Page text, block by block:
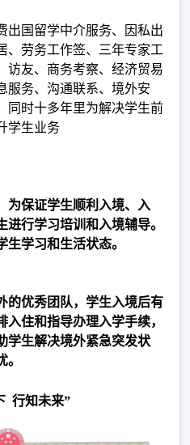
出国留学中介服务、因私出
、劳务工作签、三年专家工
访友、商务考察、经济贸易
服务、沟通联系、境外安
同时十多年里为解决学生前
学生业务
为保证学生顺利入境、入
行学习培训和入境辅导。
学习和生活状态。
的优秀团队，学生入境后有
住和指导办理入学手续，
学生解决境外紧急突发状
行知未来”